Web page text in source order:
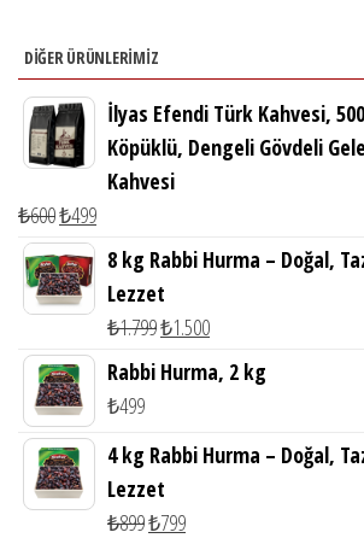
DİĞER ÜRÜNLERIMIZ
İlyas Efendi Türk Kahvesi,
Köpüklü, Dengeli Gövdeli
Kahvesi
₺600Orijinal
fiyat:
₺600.
₺499Şu
andaki
fiyat:
₺499.
8 kg Rabbi Hurma – Doğal,
Lezzet
₺1.799Orijinal
fiyat:
₺1.500Şu
andaki
Rabbi Hurma, 2 kg
₺499
4 kg Rabbi Hurma – Doğal,
Lezzet
₺899Orijinal
₺799Şu